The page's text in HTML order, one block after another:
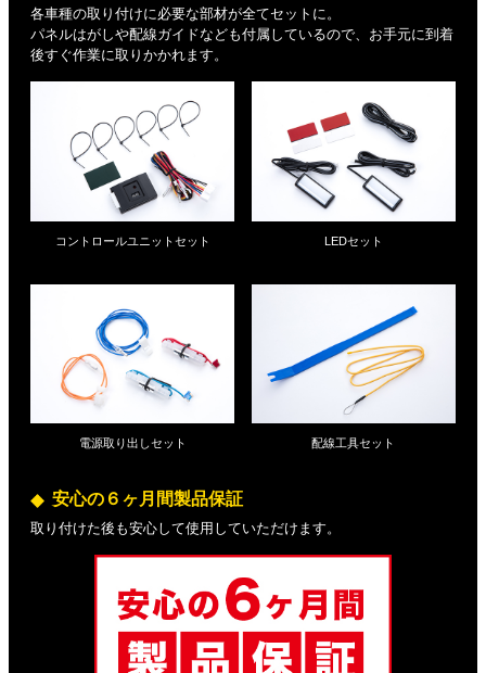
各車種の取り付けに必要な部材が全てセットに。
パネルはがしや配線ガイドなども付属しているので、お手元に到着
後すぐ作業に取りかかれます。
コントロールユニットセット LEDセット
電源取り出しセット 配線工具セット
安心の６ヶ月間製品保証
取り付けた後も安心して使用していただけます。